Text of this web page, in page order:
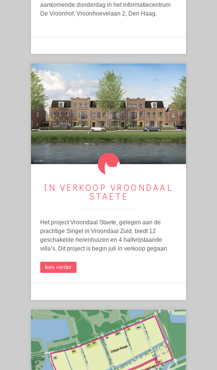
aankomende donderdag in het informatiecentrum
De Vroonhof, Vroonhoevelaan 2, Den Haag.
IN VERKOOP VROONDAAL
STAETE
Het project Vroondaal Staete, gelegen aan de
prachtige Singel in Vroondaal Zuid, biedt 12
geschakelde herenhuizen en 4 halfvrijstaande
villa’s. Dit project is begin juli in verkoop gegaan.
lees verder